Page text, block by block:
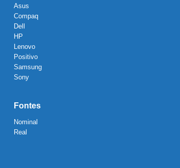
Asus
Compaq
Dell
HP
Lenovo
Positivo
Samsung
Sony
Fontes
Nominal
Real